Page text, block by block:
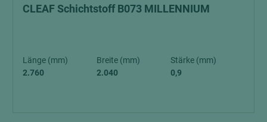
CLEAF Schichtstoff B073 MILLENNIUM
Länge (mm)
2.760
Breite (mm)
2.040
Stärke (mm)
0,9